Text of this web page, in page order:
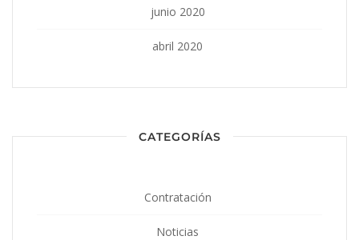
junio 2020
abril 2020
CATEGORÍAS
Contratación
Noticias